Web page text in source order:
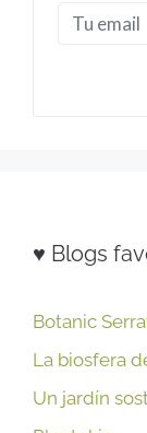
♥ Blogs
Botanic
La biosfera
Un jardín